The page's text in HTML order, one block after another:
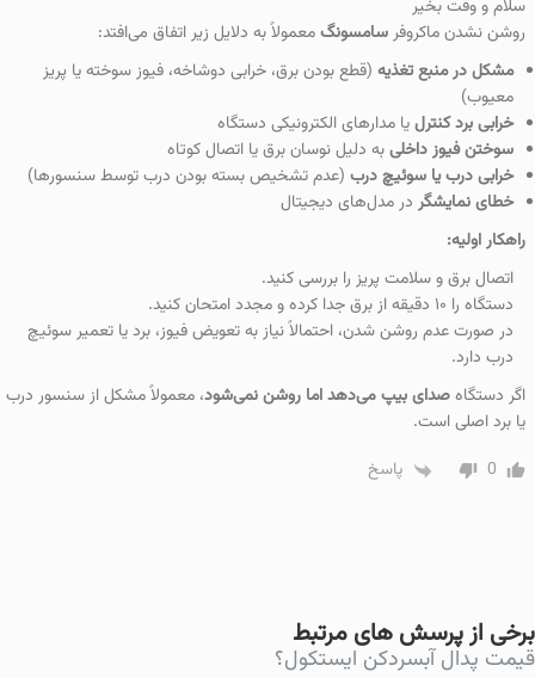
سلام و وقت بخیر
روشن نشدن ماکروفرسامسونگمعمولاً به دلایل زیر اتفاق می‌افتد:
مشکل در منبع تغذیه (قطع بودن برق، خرابی دوشاخه، فیوز سوخته یا پریز
معیوب)
خرابی برد کنترلیا مدارهای الکترونیکی دستگاه
سوختن فیوز داخلیبه دلیل نوسان برق یا اتصال کوتاه
خرابی درب یا سوئیچ درب (عدم تشخیص بسته بودن درب توسط سنسورها)
خطای نمایشگر در مدل‌های دیجیتال
راهکار اولیه:
اتصال برق و سلامت پریز را بررسی کنید.
دستگاه را ۱۰ دقیقه از برق جدا کرده و مجدد امتحان کنید.
در صورت عدم روشن شدن، احتمالاً نیاز به تعویض فیوز، برد یا تعمیر سوئیچ
درب دارد.
اگر دستگاهصدای بیپ می‌دهد اما روشن نمی‌شود، معمولاً مشکل از سنسور درب
یا برد اصلی است.
0
پاسخ
برخی از پرسش های مرتبط
قیمت پدال آبسردکن ایستکول؟